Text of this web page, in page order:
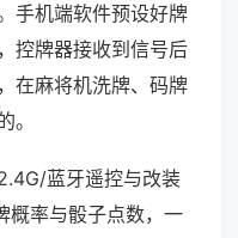
手机端软件预设好牌
控牌器接收到信号后
在麻将机洗牌、码牌
。
蓝牙遥控与改装
概率与骰子点数，一